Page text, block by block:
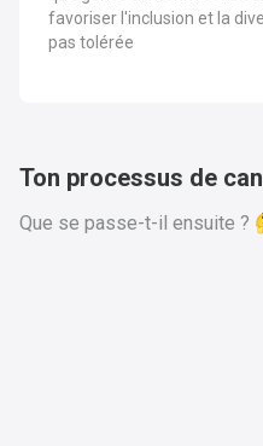
favoriser l'inclusion et la
pas tolérée
Ton processus de
Que se passe-t-il ensuite ?